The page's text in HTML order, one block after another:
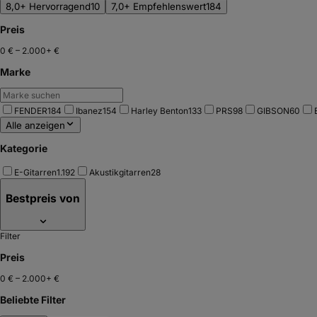
8,0+ Hervorragend10 7,0+ Empfehlenswert184
Preis
0 € – 2.000+ €
Marke
FENDER184 Ibanez154 Harley Benton133 PRS98 GIBSON60
Alle anzeigen
Kategorie
E-Gitarren1.192 Akustikgitarren28
Bestpreis von
Filter
Preis
0 € – 2.000+ €
Beliebte Filter